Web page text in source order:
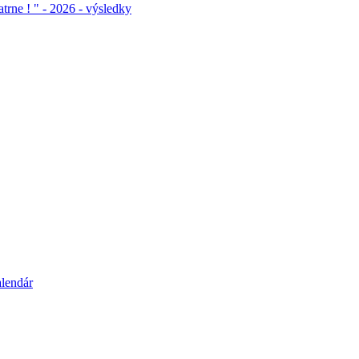
! " - 2026 - výsledky